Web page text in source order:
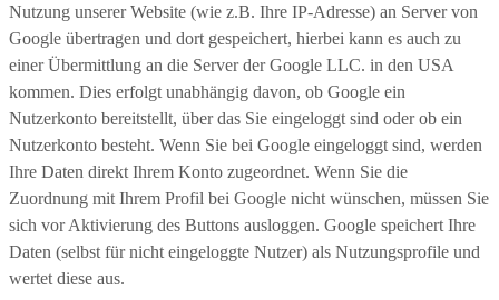
Nutzung unserer Website (wie z.B. Ihre IP-Adresse) an Server von
Google übertragen und dort gespeichert, hierbei kann es auch zu
einer Übermittlung an die Server der Google LLC. in den USA
kommen. Dies erfolgt unabhängig davon, ob Google ein
Nutzerkonto bereitstellt, über das Sie eingeloggt sind oder ob ein
Nutzerkonto besteht. Wenn Sie bei Google eingeloggt sind, werden
Ihre Daten direkt Ihrem Konto zugeordnet. Wenn Sie die
Zuordnung mit Ihrem Profil bei Google nicht wünschen, müssen Sie
sich vor Aktivierung des Buttons ausloggen. Google speichert Ihre
Daten (selbst für nicht eingeloggte Nutzer) als Nutzungsprofile und
wertet diese aus.